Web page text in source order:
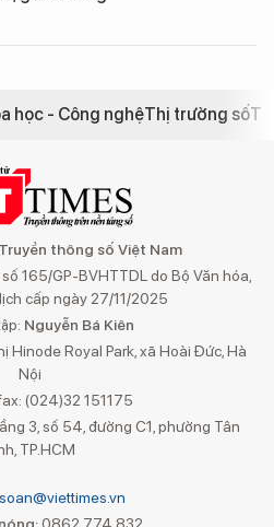
học - Công nghệThị trường số
thông số Việt Nam
165/GP-BVHTTDL do Bộ Văn hóa,
cấp ngày 27/11/2025
Nguyễn Bá Kiên
Hinode Royal Park, xã Hoài Đức, Hà
Nội
(024)32 151175
3, số 54, đường C1, phường Tân
TP.HCM